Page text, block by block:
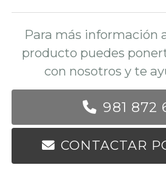
Para más información
producto puedes
con nosotros y te
981 872
CONTACTAR